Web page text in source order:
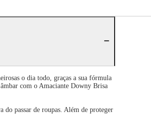
o dia todo, graças a sua fórmula
com o Amaciante Downy Brisa
do passar de roupas. Além de proteger